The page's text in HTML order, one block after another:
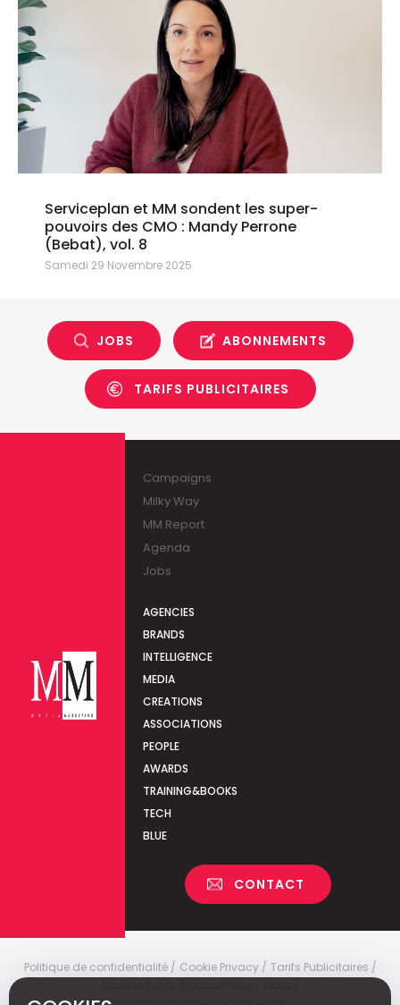
Serviceplan et MM sondent les super-
pouvoirs des CMO : Mandy Perrone
(Bebat), vol. 8
Samedi 29 Novembre 2025
JOBS ABONNEMENTS
TARIFS PUBLICITAIRES
Campaigns
Milky Way
MM Report
Agenda
Jobs
AGENCIES
BRANDS
INTELLIGENCE
MEDIA
CREATIONS
ASSOCIATIONS
PEOPLE
AWARDS
TRAINING&BOOKS
TECH
BLUE
CONTACT
Politique de confidentialité Cookie Privacy
Tarifs Publicitaires